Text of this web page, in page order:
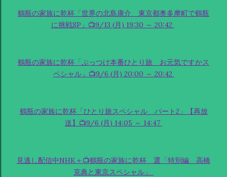
鶴瓶の家族に乾杯「世界の北島康介 東京都奥多摩町で鶴瓶
に挑戦SP」📺9/13 (月) 19:30 ～ 20:42
鶴瓶の家族に乾杯「ぶっつけ本番ひとり旅 お元気ですかス
ペシャル」📺9/6 (月) 20:00 ～ 20:42
鶴瓶の家族に乾杯「ひとり旅スペシャル パート2」【再放
送】📺9/6 (月) 14:05 ～ 14:47
見逃し配信中NHK＋📺鶴瓶の家族に乾杯 選「特別編 高橋
克典と東京スペシャル」